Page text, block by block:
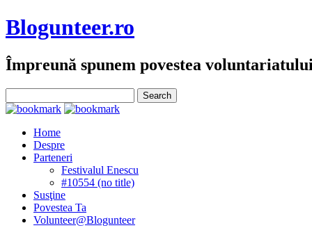
Blogunteer.ro
Împreună spunem povestea
Home
Despre
Parteneri
Festivalul Enescu
#10554 (no title)
Susţine
Povestea Ta
Volunteer@Blogunteer